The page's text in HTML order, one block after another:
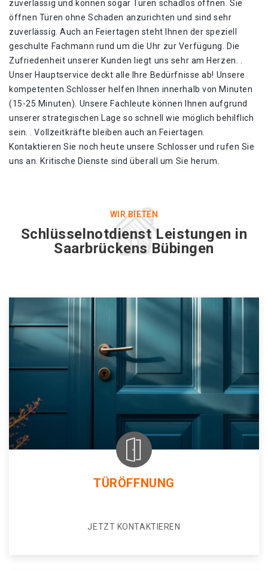
zuverlässig und können sogar Türen schadlos öffnen. Sie
öffnen Türen ohne Schaden anzurichten und sind sehr
zuverlässig. Auch an Feiertagen steht Ihnen der speziell
geschulte Fachmann rund um die Uhr zur Verfügung. Die
Zufriedenheit unserer Kunden liegt uns sehr am Herzen. .
Unser Hauptservice deckt alle Ihre Bedürfnisse ab! Unsere
kompetenten Schlosser helfen Ihnen innerhalb von Minuten
(15-25 Minuten). Unsere Fachleute können Ihnen aufgrund
unserer strategischen Lage so schnell wie möglich behilflich
sein. . Vollzeitkräfte bleiben auch an Feiertagen.
Kontaktieren Sie noch heute unsere Schlosser und rufen Sie
uns an. Kritische Dienste sind überall um Sie herum.
WIR BIETEN
Schlüsselnotdienst Leistungen in
Saarbrückens Bübingen
TÜRÖFFNUNG
JETZT KONTAKTIEREN